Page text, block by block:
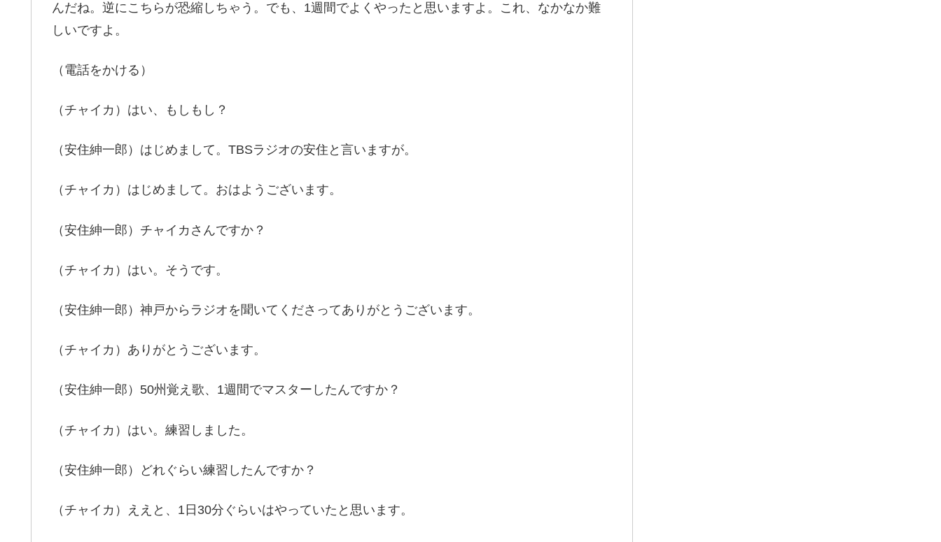
んだね。逆にこちらが恐縮しちゃう。でも、1週間でよくやったと思いますよ。これ、なかなか難
しいですよ。
（電話をかける）
（チャイカ）はい、もしもし？
（安住紳一郎）はじめまして。TBSラジオの安住と言いますが。
（チャイカ）はじめまして。おはようございます。
（安住紳一郎）チャイカさんですか？
（チャイカ）はい。そうです。
（安住紳一郎）神戸からラジオを聞いてくださってありがとうございます。
（チャイカ）ありがとうございます。
（安住紳一郎）50州覚え歌、1週間でマスターしたんですか？
（チャイカ）はい。練習しました。
（安住紳一郎）どれぐらい練習したんですか？
（チャイカ）ええと、1日30分ぐらいはやっていたと思います。